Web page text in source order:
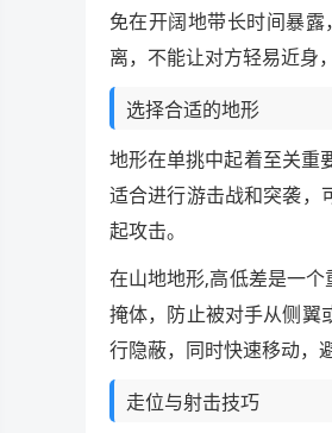
免在开阔地带长时间暴
离，不能让对方轻易近身
选择合适的地形
地形在单挑中起着至关重
适合进行游击战和突袭，
起攻击。
在山地地形,高低差是一
掩体，防止被对手从侧翼
行隐蔽，同时快速移动，
走位与射击技巧